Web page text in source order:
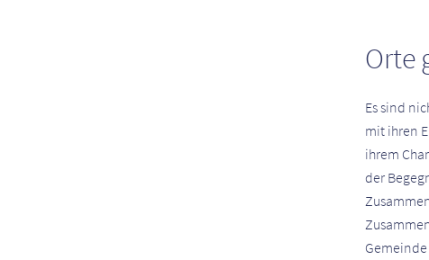
Orte
Es sind
mit ihren
ihrem
der